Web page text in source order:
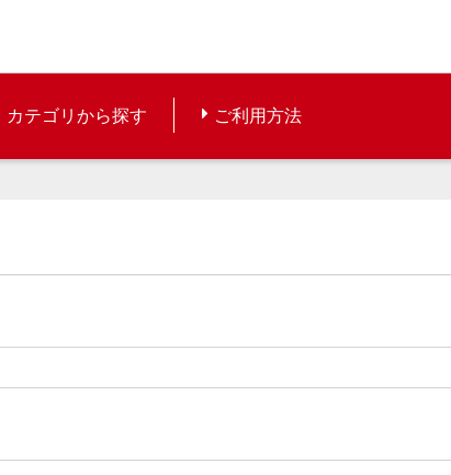
カテゴリから探す ご利用方法